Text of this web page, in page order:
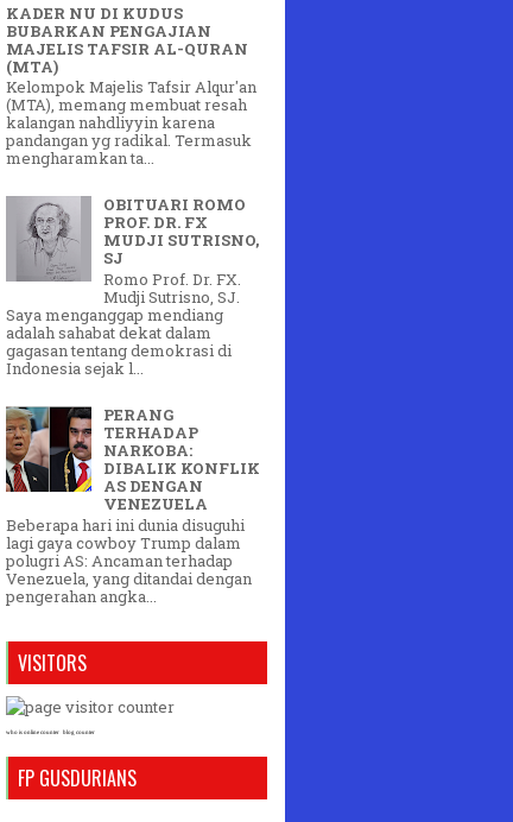
KADER NU DI KUDUS
BUBARKAN PENGAJIAN
MAJELIS TAFSIR AL-QURAN
(MTA)
Kelompok Majelis Tafsir Alqur'an
(MTA), memang membuat resah
kalangan nahdliyyin karena
pandangan yg radikal. Termasuk
mengharamkan ta...
OBITUARI ROMO
PROF. DR. FX
MUDJI SUTRISNO,
SJ
Romo Prof. Dr. FX.
Mudji Sutrisno, SJ.
Saya menganggap mendiang
adalah sahabat dekat dalam
gagasan tentang demokrasi di
Indonesia sejak l...
PERANG
TERHADAP
NARKOBA:
DIBALIK KONFLIK
AS DENGAN
VENEZUELA
Beberapa hari ini dunia disuguhi
lagi gaya cowboy Trump dalam
polugri AS: Ancaman terhadap
Venezuela, yang ditandai dengan
pengerahan angka...
VISITORS
who is online counter blog counter
FP GUSDURIANS